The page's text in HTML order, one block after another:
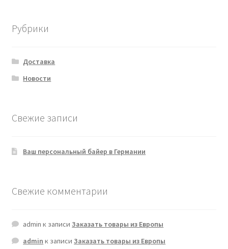
Рубрики
Доставка
Новости
Свежие записи
Ваш персональный байер в Германии
Свежие комментарии
admin к записиЗаказать товары из Европы
admin к записиЗаказать товары из Европы